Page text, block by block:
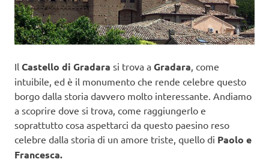
Il Castello di Gradara si trova a Gradara, come
intuibile, ed è il monumento che rende celebre questo
borgo dalla storia davvero molto interessante. Andiamo
a scoprire dove si trova, come raggiungerlo e
soprattutto cosa aspettarci da questo paesino reso
celebre dalla storia di un amore triste, quello di Paolo e
Francesca.